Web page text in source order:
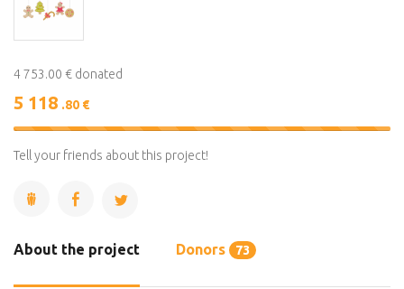
4 753.00 € donated
5 118 .80 €
108%
Tell your friends about this project!
About the project Donors 73